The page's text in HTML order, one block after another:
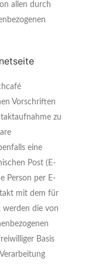
allen durch
Vorschriften
zu
eine
Post (E-
Person per E-
mit dem für
werden die von
Basis